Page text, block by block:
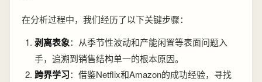
在分析过程中，我们经历了以下关键步骤：
剥离表象：从季节性波动和产能闲置等表面问题入
手，追溯到销售结构单一的根本原因。
跨界学习：借鉴Netflix和Amazon的成功经验，寻找